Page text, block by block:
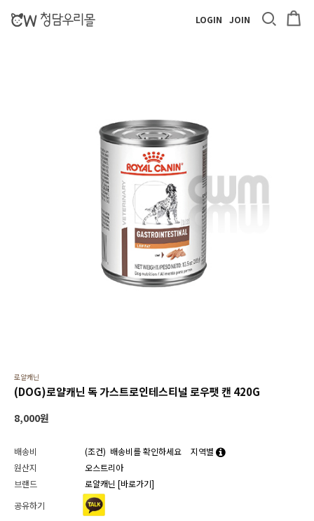
LOGIN JOIN
로얄캐닌
(DOG)로얄캐닌 독 가스트로인테스티널 로우팻 캔 420G
8,000원
배송비 (조건) 배송비를 확인하세요
지역별
원산지
오스트리아
브랜드
로얄캐닌 [바로가기]
공유하기